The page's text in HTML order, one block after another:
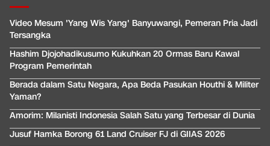
Video Mesum 'Yang Wis Yang' Banyuwangi, Pemeran Pria Jadi
Tersangka
Hashim Djojohadikusumo Kukuhkan 20 Ormas Baru Kawal
Program Pemerintah
Berada dalam Satu Negara, Apa Beda Pasukan Houthi & Militer
Yaman?
Amorim: Milanisti Indonesia Salah Satu yang Terbesar di Dunia
Jusuf Hamka Borong 61 Land Cruiser FJ di GIIAS 2026